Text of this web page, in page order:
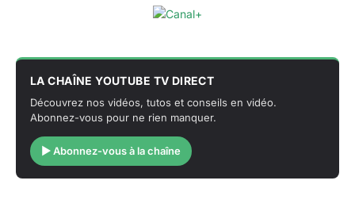
LA CHAÎNE YOUTUBE TV DIRECT
Découvrez nos vidéos, tutos et conseils en vidéo.
Abonnez-vous pour ne rien manquer.
▶ Abonnez-vous à la chaîne